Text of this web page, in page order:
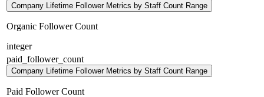
Company Lifetime Follower Metrics by Staff Count Range
Organic Follower Count
integer
paid_follower_count
Company Lifetime Follower Metrics by Staff Count Range
Paid Follower Count